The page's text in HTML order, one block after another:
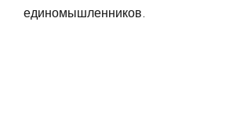
единомышленников.